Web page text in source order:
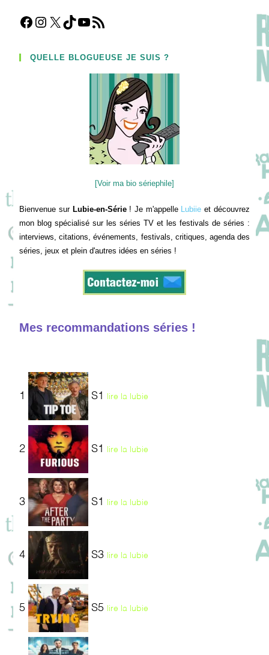
Facebook
Instagram
X TikTokYouTube
Flux RSS
QUELLE BLOGUEUSE JE SUIS ?
[Voir ma bio sériephile]
Bienvenue sur Lubie-en-Série! Je m'appelle Lubiie et découvrez
mon blog spécialisé sur les séries TV et les festivals de séries :
interviews, citations, événements, festivals, critiques, agenda des
séries, jeux et plein d'autres idées en séries !
Mes recommandations séries !
1 S1 lire la lubie
2 S1 lire la lubie
3 S1 lire la lubie
4 S3 lire la lubie
5 S5 lire la lubie